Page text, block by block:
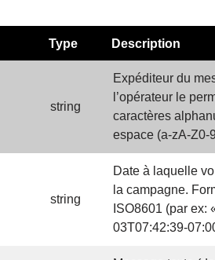
Type Description
string
Expéditeur du
l’opérateur le
caractères
espace (a-zA-Z0-
string
Date à laquelle
la campagne.
ISO8601 (par ex:
03T07:42:39-